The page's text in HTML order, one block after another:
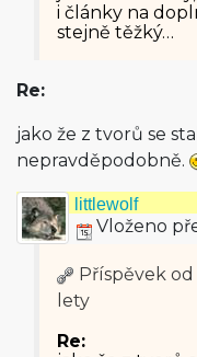
i články na
stejně těžký…
Re:
jako že z tvorů se
nepravděpodobně.
littlewolf
Vloženo
Příspěvek od
lety
Re: